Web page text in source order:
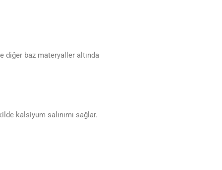
diğer baz materyaller altında
kalsiyum salınımı sağlar.